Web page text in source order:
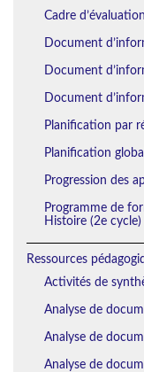
Cadre
Document
Document
Document
Planification par
Planification
Progression des
Programme de
Histoire (2e cycle)
Ressources
Activités de
Analyse de
Analyse de
Analyse de